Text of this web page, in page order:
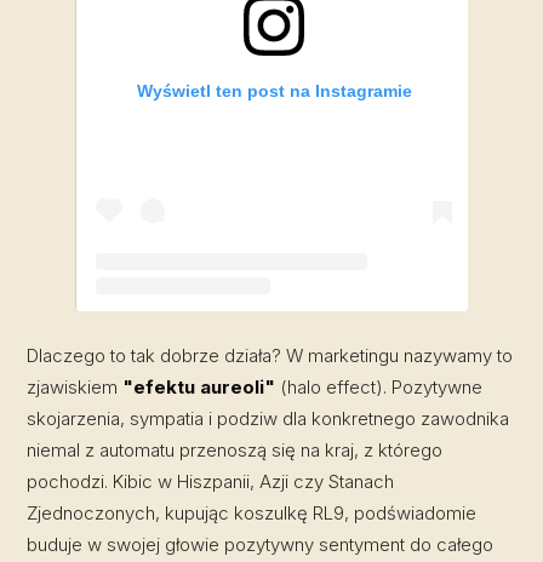
Wyświetl ten post na Instagramie
Dlaczego to tak dobrze działa? W marketingu nazywamy to
zjawiskiem "efektu aureoli" (halo effect). Pozytywne
skojarzenia, sympatia i podziw dla konkretnego zawodnika
niemal z automatu przenoszą się na kraj, z którego
pochodzi. Kibic w Hiszpanii, Azji czy Stanach
Zjednoczonych, kupując koszulkę RL9, podświadomie
buduje w swojej głowie pozytywny sentyment do całego